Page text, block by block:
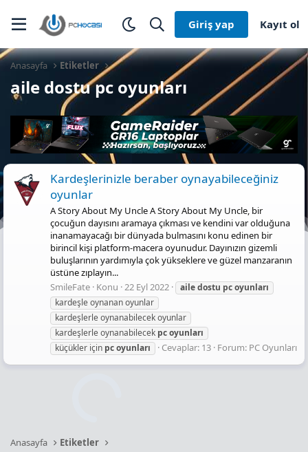
Giriş yap Kayıt ol
Anasayfa Etiketler
aile dostu pc oyunları
Kardeşlerinizle beraber oynayabileceğiniz
oyunlar
A Story About My Uncle A Story About My Uncle, bir
çocuğun dayısını aramaya çıkması ve kendini var olduğuna
inanamayacağı bir dünyada bulmasını konu edinen bir
birincil kişi platform-macera oyunudur. Dayınızın gizemli
buluşlarının yardımıyla çok yükseklere ve güzel manzaranın
üstüne zıplayın...
SmileFate Konu 22 Eyl 2022 ailedostu pcoyunları
kardeşle oynanan oyunlar
kardeşlerle oynanabilecek oyunlar
kardeşlerle oynanabilecek pcoyunları
küçükler için pcoyunları Cevaplar: 13 Forum: PC Oyunları
Anasayfa Etiketler